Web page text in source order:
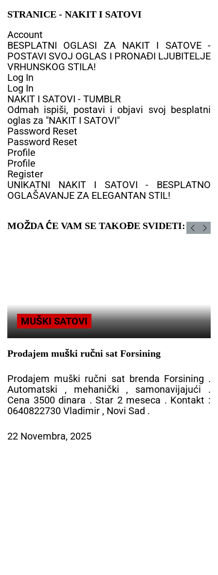
STRANICE - NAKIT I SATOVI
Account
BESPLATNI OGLASI ZA NAKIT I SATOVE -
POSTAVI SVOJ OGLAS I PRONAĐI LJUBITELJE
VRHUNSKOG STILA!
Log In
Log In
NAKIT I SATOVI - TUMBLR
Odmah ispiši, postavi i objavi svoj besplatni
oglas za "NAKIT I SATOVI"
Password Reset
Password Reset
Profile
Profile
Register
UNIKATNI NAKIT I SATOVI - BESPLATNO
OGLAŠAVANJE ZA ELEGANTAN STIL!
MOŽDA ĆE VAM SE TAKOĐE SVIDETI:
brenda Forsining .
samonavijajući .
. Kontakt :
Sad .
MUŠKI SATOVI
Luksuzni satovi sa
Luksuzni satovi sa
AUTOMATIC Beograd
sat među pažljivo